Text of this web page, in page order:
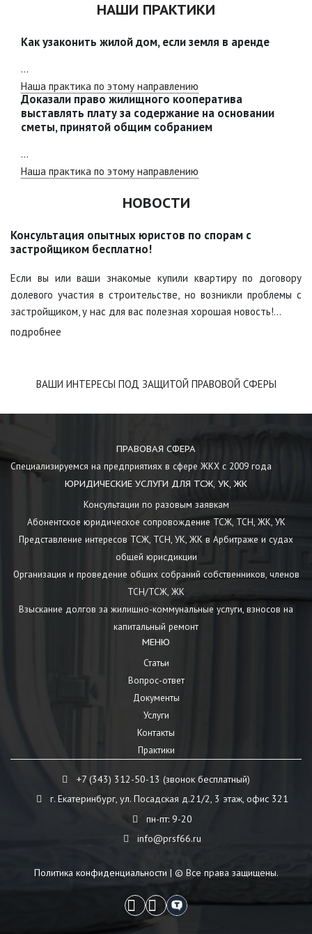
НАШИ ПРАКТИКИ
Как узаконить жилой дом, если земля в аренде
...
Наша практика по этому направлению
Доказали право жилищного кооператива
выставлять плату за содержание на основании
сметы, принятой общим собранием
...
Наша практика по этому направлению
НОВОСТИ
Консультация опытных юристов по спорам с
застройщиком бесплатно!
Если вы или ваши знакомые купили квартиру по договору
долевого участия в строительстве, но возникли проблемы с
застройщиком, у нас для вас полезная хорошая новость!...
подробнее
ВАШИ ИНТЕРЕСЫ ПОД ЗАЩИТОЙ ПРАВОВОЙ СФЕРЫ
ПРАВОВАЯ СФЕРА
Специализируемся на предприятиях в сфере ЖКХ с 2009 года
ЮРИДИЧЕСКИЕ УСЛУГИ ДЛЯ ТСЖ, УК, ЖК
Консультации по разовым заявкам
Абонентское юридическое сопровождение ТСЖ, ТСН, ЖК, УК
Представление интересов ТСЖ, ТСН, УК, ЖК в Арбитраже и судах
общей юрисдикции
Организация и проведение общих собраний собственников, членов
ТСН/ТСЖ, ЖК
Взыскание долгов за жилищно-коммунальные услуги, взносов на
капитальный ремонт
МЕНЮ
Статьи
Вопрос-ответ
Документы
Услуги
Контакты
Практики
+7 (343) 312-50-13 (звонок бесплатный)
г. Екатеринбург, ул. Посадская д.21/2, 3 этаж, офис 321
пн-пт: 9-20
info@prsf66.ru
Политика конфиденциальности | © Все права защищены.